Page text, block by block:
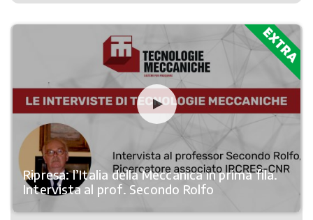
Ripresa: l’Italia della Meccanica in prima fila.
Intervista al prof. Secondo Rolfo